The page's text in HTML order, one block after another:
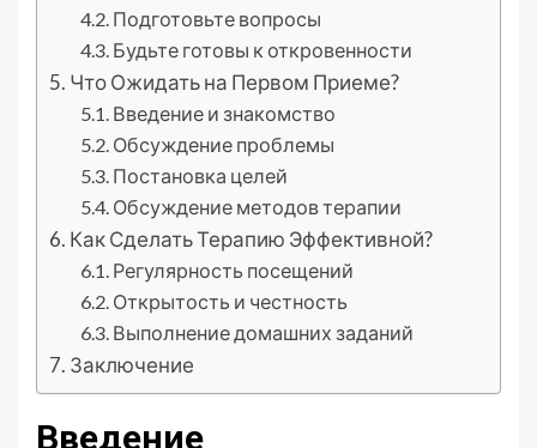
Подготовьте вопросы
Будьте готовы к откровенности
Что Ожидать на Первом Приеме?
Введение и знакомство
Обсуждение проблемы
Постановка целей
Обсуждение методов терапии
Как Сделать Терапию Эффективной?
Регулярность посещений
Открытость и честность
Выполнение домашних заданий
Заключение
Введение